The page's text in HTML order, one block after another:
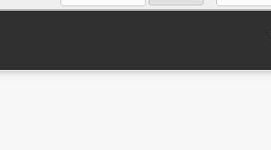
RSS